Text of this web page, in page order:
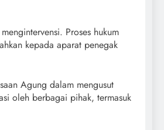
Proses hukum
kepada aparat penegak
Agung dalam mengusut
oleh berbagai pihak, termasuk